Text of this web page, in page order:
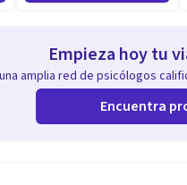
Empieza hoy tu
amplia red de psicólogos
Encuentra